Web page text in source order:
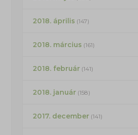
2018. április (147)
2018. március (161)
2018. február(141)
2018. január(158)
2017. december(141)